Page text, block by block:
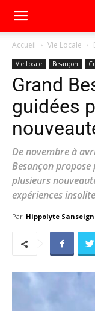
Accueil Vie Locale
Vie Locale Besançon
Grand
guidées
De novembre à
Besançon
plusieurs
expériences
Par Hippolyte